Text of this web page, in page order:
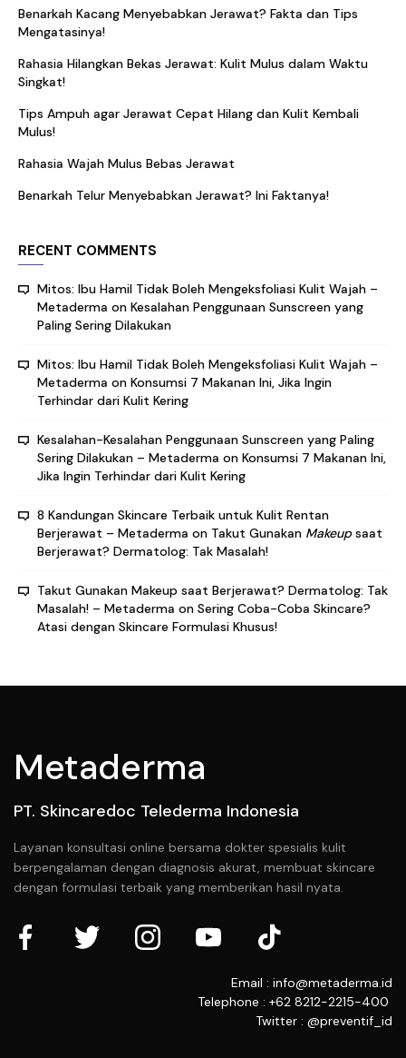
Benarkah Kacang Menyebabkan Jerawat? Fakta dan Tips
Mengatasinya!
Rahasia Hilangkan Bekas Jerawat: Kulit Mulus dalam Waktu
Singkat!
Tips Ampuh agar Jerawat Cepat Hilang dan Kulit Kembali
Mulus!
Rahasia Wajah Mulus Bebas Jerawat
Benarkah Telur Menyebabkan Jerawat? Ini Faktanya!
RECENT COMMENTS
Mitos: Ibu Hamil Tidak Boleh Mengeksfoliasi Kulit Wajah –
Metaderma on Kesalahan Penggunaan Sunscreen yang
Paling Sering Dilakukan
Mitos: Ibu Hamil Tidak Boleh Mengeksfoliasi Kulit Wajah –
Metaderma on Konsumsi 7 Makanan Ini, Jika Ingin
Terhindar dari Kulit Kering
Kesalahan-Kesalahan Penggunaan Sunscreen yang Paling
Sering Dilakukan – Metaderma on Konsumsi 7 Makanan Ini,
Jika Ingin Terhindar dari Kulit Kering
8 Kandungan Skincare Terbaik untuk Kulit Rentan
Berjerawat – Metaderma on Takut Gunakan Makeupsaat
Berjerawat? Dermatolog: Tak Masalah!
Takut Gunakan Makeup saat Berjerawat? Dermatolog: Tak
Masalah! – Metaderma on Sering Coba-Coba Skincare?
Atasi dengan Skincare Formulasi Khusus!
Metaderma
PT. Skincaredoc Telederma Indonesia
Layanan konsultasi online bersama dokter spesialis kulit
berpengalaman dengan diagnosis akurat, membuat skincare
dengan formulasi terbaik yang memberikan hasil nyata.
Email : info@metaderma.id
Telephone : +62 8212-2215-400
Twitter : @preventif_id